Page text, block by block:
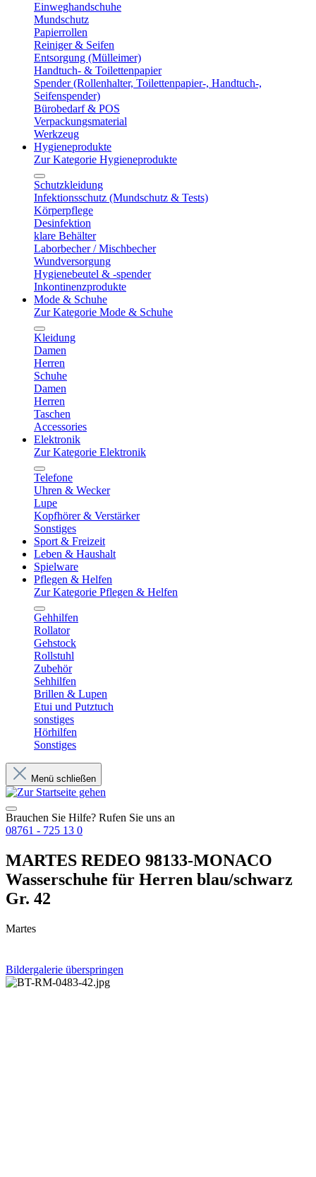
Einweghandschuhe
Mundschutz
Papierrollen
Reiniger & Seifen
Entsorgung (Mülleimer)
Handtuch- & Toilettenpapier
Spender (Rollenhalter, Toilettenpapier-, Handtuch-,
Seifenspender)
Bürobedarf & POS
Verpackungsmaterial
Werkzeug
Hygieneprodukte
Zur Kategorie Hygieneprodukte
Schutzkleidung
Infektionsschutz (Mundschutz & Tests)
Körperpflege
Desinfektion
klare Behälter
Laborbecher / Mischbecher
Wundversorgung
Hygienebeutel & -spender
Inkontinenzprodukte
Mode & Schuhe
Zur Kategorie Mode & Schuhe
Kleidung
Damen
Herren
Schuhe
Damen
Herren
Taschen
Accessories
Elektronik
Zur Kategorie Elektronik
Telefone
Uhren & Wecker
Lupe
Kopfhörer & Verstärker
Sonstiges
Sport & Freizeit
Leben & Haushalt
Spielware
Pflegen & Helfen
Zur Kategorie Pflegen & Helfen
Gehhilfen
Rollator
Gehstock
Rollstuhl
Zubehör
Sehhilfen
Brillen & Lupen
Etui und Putztuch
sonstiges
Hörhilfen
Sonstiges
Menü schließen
Brauchen Sie Hilfe? Rufen Sie uns an
08761 - 725 13 0
MARTES REDEO 98133-MONACO
Wasserschuhe für Herren blau/schwarz
Gr. 42
Martes
Bildergalerie überspringen